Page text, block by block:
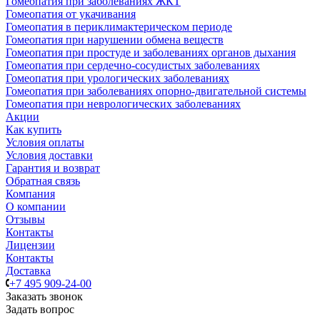
Гомеопатия от укачивания
Гомеопатия в периклимактерическом периоде
Гомеопатия при нарушении обмена веществ
Гомеопатия при простуде и заболеваниях органов дыхания
Гомеопатия при сердечно-сосудистых заболеваниях
Гомеопатия при урологических заболеваниях
Гомеопатия при заболеваниях опорно-двигательной системы
Гомеопатия при неврологических заболеваниях
Акции
Как купить
Условия оплаты
Условия доставки
Гарантия и возврат
Обратная связь
Компания
О компании
Отзывы
Контакты
Лицензии
Контакты
Доставка
+7 495 909-24-00
Заказать звонок
Задать вопрос